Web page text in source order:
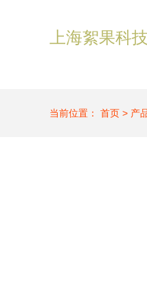
上海絮果科
当前位置： 首页 > 产